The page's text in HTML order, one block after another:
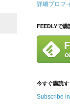
詳細プロフ
FEEDLYで購
今すぐ購読
Subscribe